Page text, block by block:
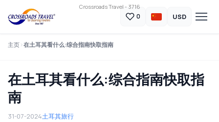
Crossroads Travel - 3716
0 USD
主页 在土耳其看什么:综合指南快取指南
在土耳其看什么:综合指南快取指
南
31-07-2024土耳其旅行